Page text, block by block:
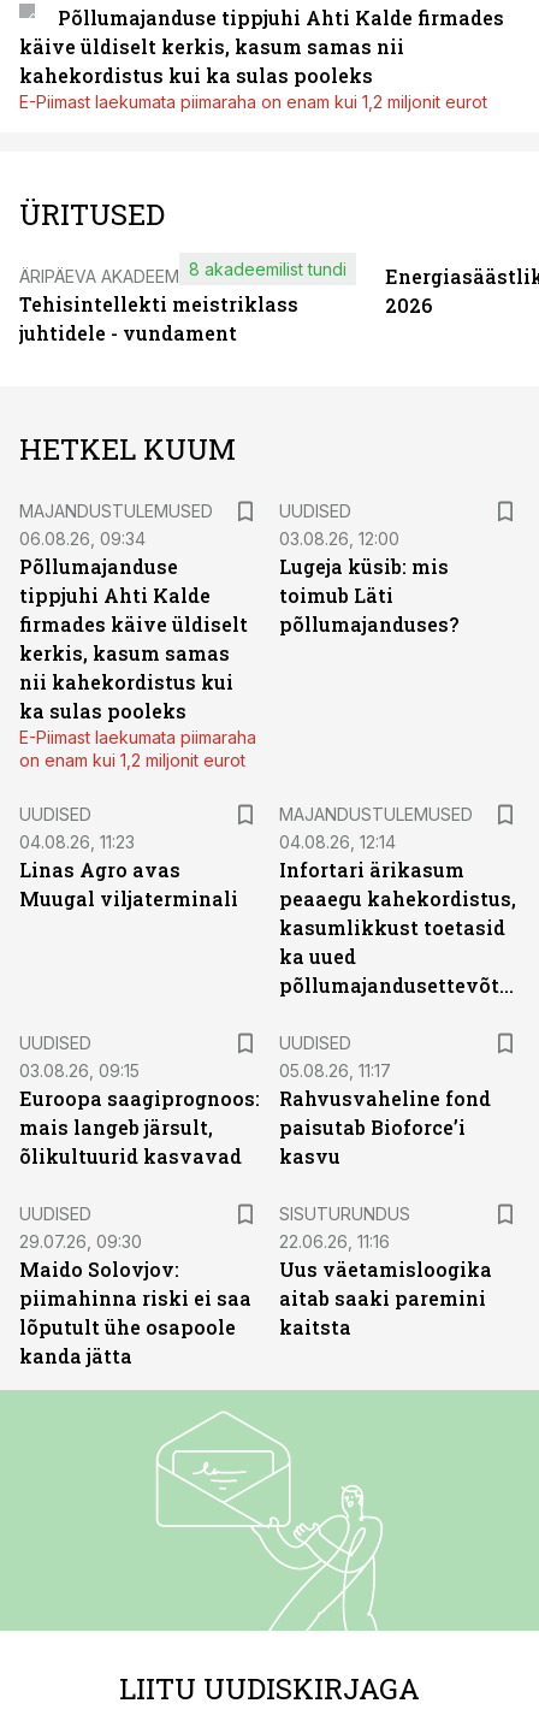
Põllumajanduse tippjuhi Ahti Kalde firmades
käive üldiselt kerkis, kasum samas nii
kahekordistus kui ka sulas pooleks
E-Piimast laekumata piimaraha on enam kui 1,2 miljonit eurot
ÜRITUSED
ÄRIPÄEVA AKADEEMIA
Tehisintellekti meistriklass
juhtidele - vundament
8 akadeemilist tundi
2026
HETKEL KUUM
MAJANDUSTULEMUSED
06.08.26, 09:34
Põllumajanduse
tippjuhi Ahti Kalde
firmades käive üldiselt
kerkis, kasum samas
nii kahekordistus kui
ka sulas pooleks
E-Piimast laekumata piimaraha
on enam kui 1,2 miljonit eurot
UUDISED
03.08.26, 12:00
Lugeja küsib: mis
toimub Läti
põllumajanduses?
UUDISED
04.08.26, 11:23
Linas Agro avas
Muugal viljaterminali
MAJANDUSTULEMUSED
04.08.26, 12:14
Infortari ärikasum
peaaegu kahekordistus,
kasumlikkust toetasid
ka uued
põllumajandusettevõtted
UUDISED
03.08.26, 09:15
Euroopa saagiprognoos:
mais langeb järsult,
õlikultuurid kasvavad
UUDISED
05.08.26, 11:17
Rahvusvaheline fond
paisutab Bioforce’i
kasvu
UUDISED
29.07.26, 09:30
Maido Solovjov:
piimahinna riski ei saa
lõputult ühe osapoole
kanda jätta
SISUTURUNDUS
22.06.26, 11:16
Uus väetamisloogika
aitab saaki paremini
kaitsta
LIITU UUDISKIRJAGA